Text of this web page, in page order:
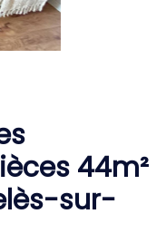
44m²
sur-